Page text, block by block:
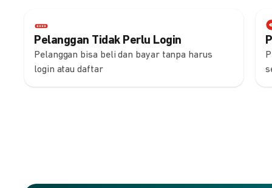
Pelanggan Tidak Perlu Login
Pelanggan bisa beli dan bayar tanpa harus
login atau daftar